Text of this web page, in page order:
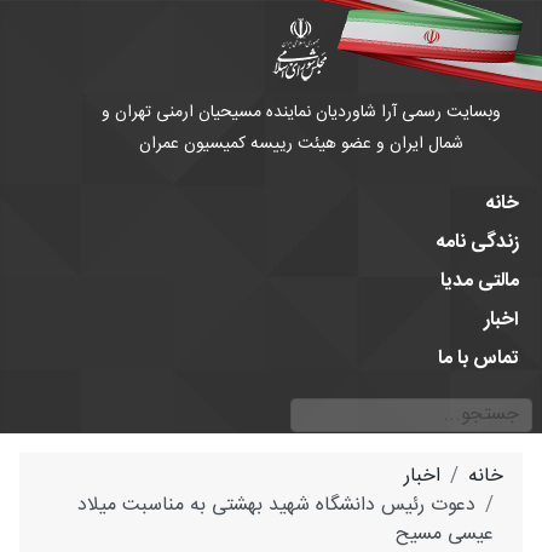
وبسایت رسمی آرا شاوردیان نماینده مسیحیان ارمنی تهران و
شمال ایران و عضو هیئت رییسه کمیسیون عمران
خانه
زندگی نامه
مالتی مدیا
اخبار
تماس با ما
جستجو
خانه
اخبار
دعوت رئیس دانشگاه شهید بهشتی به مناسبت میلاد
عیسی مسیح